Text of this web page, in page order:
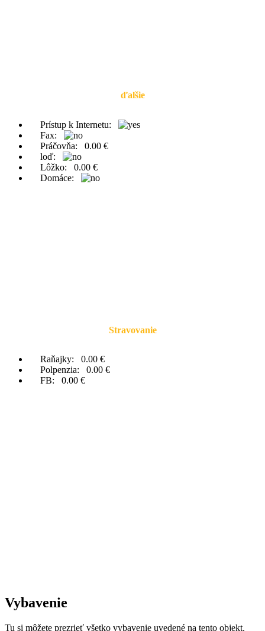
ďalšie
Prístup k Internetu:
Fax:
Práčovňa: 0.00 €
loď:
Lôžko: 0.00 €
Domáce:
Stravovanie
Raňajky: 0.00 €
Polpenzia: 0.00 €
FB: 0.00 €
Vybavenie
Tu si môžete prezrieť všetko vybavenie uvedené na tento objekt.